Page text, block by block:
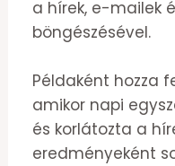
a hírek, e-mailek
böngészésével.
Példaként hozza
amikor napi
és korlátozta a
eredményeként